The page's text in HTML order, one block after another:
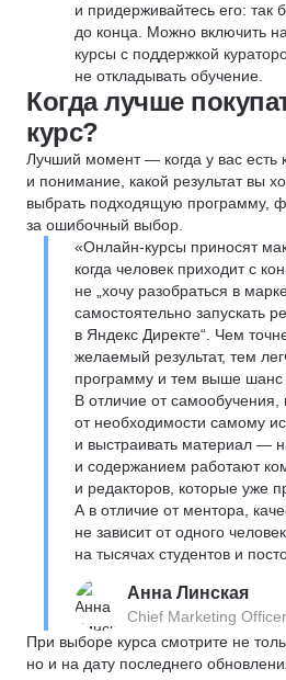
и придерживайтесь его: так
до конца. Можно включить
курсы с поддержкой
не откладывать обучение.
Когда лучше
курс?
Лучший момент — когда у вас есть
и понимание, какой результат вы
выбрать подходящую программу,
за ошибочный выбор.
«Онлайн-курсы приносят
когда человек приходит с
не „хочу разобраться в
самостоятельно запускать
в Яндекс Директе“. Чем
желаемый результат, тем
программу и тем выше шанс
В отличие от самообучения,
от необходимости самому
и выстраивать материал —
и содержанием работают
и редакторов, которые уже
А в отличие от ментора,
не зависит от одного
на тысячах студентов и
Анна Линская
Chief Marketing
При выборе курса смотрите не
но и на дату последнего